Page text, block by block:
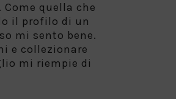
quella che
il profilo di un
mi sento bene.
e collezionare
mi riempie di